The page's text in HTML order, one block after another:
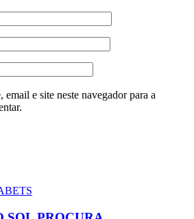
email e site neste navegador para a